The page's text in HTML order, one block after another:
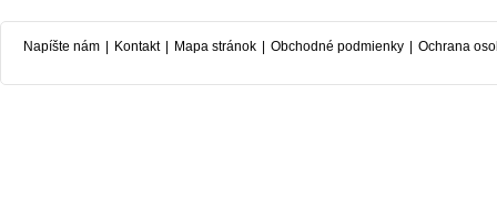
Napíšte nám Kontakt Mapa stránok Obchodné podmienky Ochrana